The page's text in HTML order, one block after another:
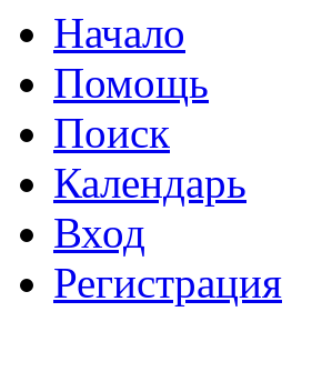
Начало
Помощь
Поиск
Календарь
Вход
Регистрация